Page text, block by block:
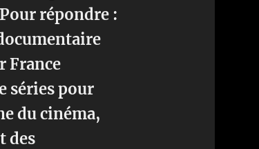
répondre :
France
séries pour
du cinéma,
des